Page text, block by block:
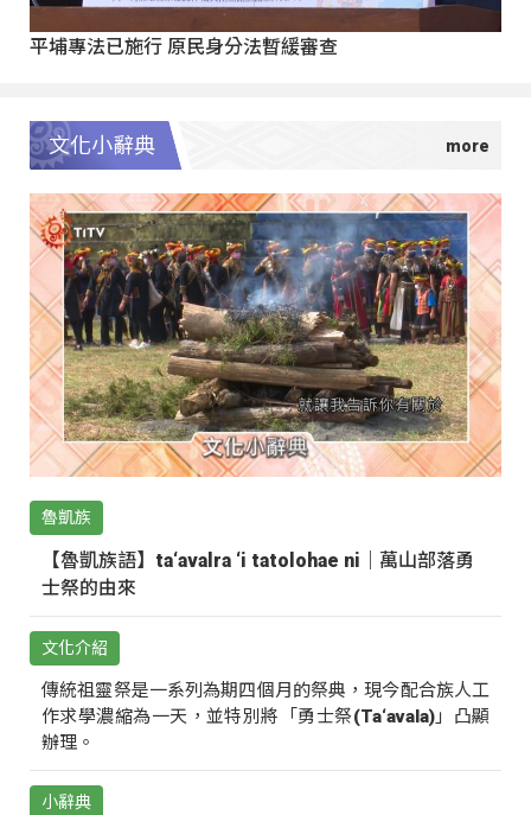
平埔專法已施行 原民身分法暫緩審查
文化小辭典
魯凱族
【魯凱族語】ta‘avalra ‘i tatolohae ni｜萬山部落勇
士祭的由來
文化介紹
傳統祖靈祭是一系列為期四個月的祭典，現今配合族人工
作求學濃縮為一天，並特別將「勇士祭(Ta‘avala)」凸顯
辦理。
小辭典